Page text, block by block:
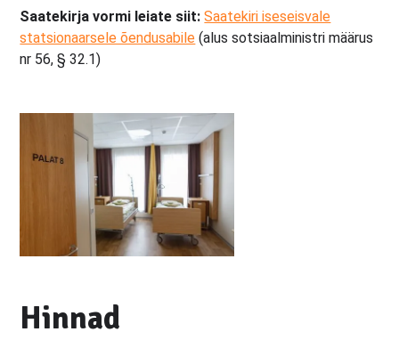
Saatekirja vormi leiate siit: Saatekiri iseseisvale
statsionaarsele õendusabile (alus sotsiaalministri määrus
nr 56, § 32.1)
Hinnad